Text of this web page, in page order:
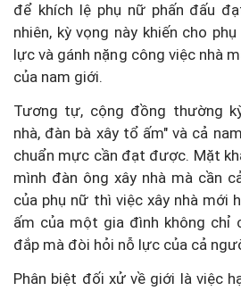
để khích lệ phụ nữ phấn đấu
nhiên, kỳ vọng này khiến cho
lực và gánh nặng công việc nhà
của nam giới.
Tương tự, cộng đồng thường
nhà, đàn bà xây tổ ấm" và cả
chuẩn mực cần đạt được. Mặt
mình đàn ông xây nhà mà cần
của phụ nữ thì việc xây nhà mới
ấm của một gia đình không chỉ
đắp mà đòi hỏi nỗ lực của cả
Phân biệt đối xử về giới là việc